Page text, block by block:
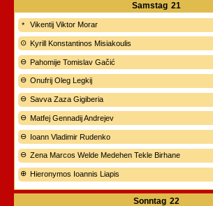
Samstag 21
Vikentij Viktor Morar
Kyrill Konstantinos Misiakoulis
Pahomije Tomislav Gačić
Onufrij Oleg Legkij
Savva Zaza Gigiberia
Matfej Gennadij Andrejev
Ioann Vladimir Rudenko
Zena Marcos Welde Medehen Tekle Birhane
Hieronymos Ioannis Liapis
Sonntag 22